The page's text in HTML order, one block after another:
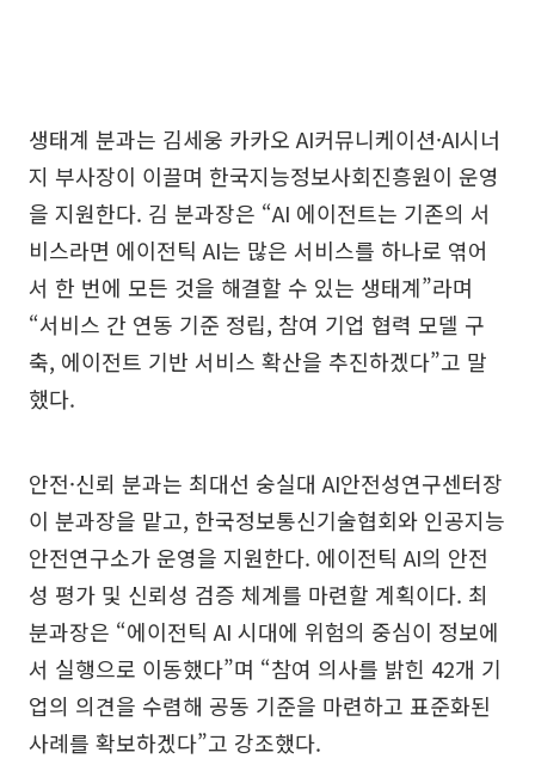
생태계 분과는 김세웅 카카오 AI커뮤니케이션·AI시너
지 부사장이 이끌며 한국지능정보사회진흥원이 운영
을 지원한다. 김 분과장은 “AI 에이전트는 기존의 서
비스라면 에이전틱 AI는 많은 서비스를 하나로 엮어
서 한 번에 모든 것을 해결할 수 있는 생태계”라며
“서비스 간 연동 기준 정립, 참여 기업 협력 모델 구
축, 에이전트 기반 서비스 확산을 추진하겠다”고 말
했다.
안전·신뢰 분과는 최대선 숭실대 AI안전성연구센터장
이 분과장을 맡고, 한국정보통신기술협회와 인공지능
안전연구소가 운영을 지원한다. 에이전틱 AI의 안전
성 평가 및 신뢰성 검증 체계를 마련할 계획이다. 최
분과장은 “에이전틱 AI 시대에 위험의 중심이 정보에
서 실행으로 이동했다”며 “참여 의사를 밝힌 42개 기
업의 의견을 수렴해 공동 기준을 마련하고 표준화된
사례를 확보하겠다”고 강조했다.